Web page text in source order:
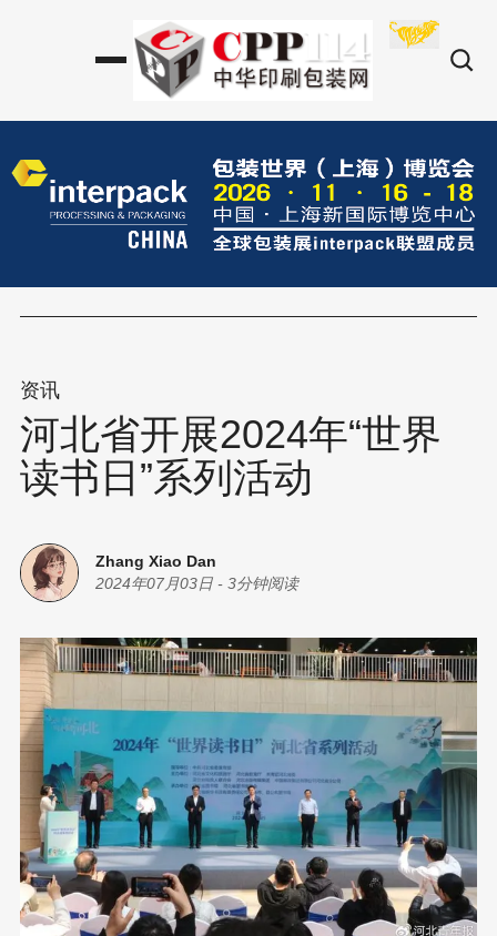
资讯
河北省开展2024年“世界
读书日”系列活动
Zhang Xiao Dan
2024年07月03日 - 3分钟阅读